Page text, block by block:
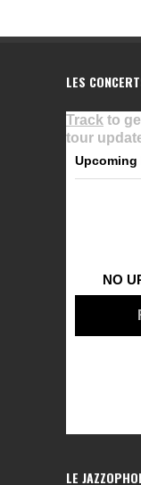
LES
Track to
tour
Upcoming
NO
LE